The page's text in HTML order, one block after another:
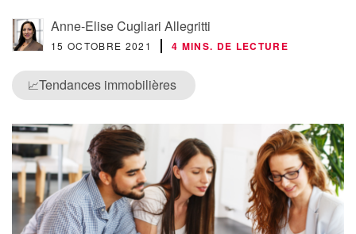
Anne-Elise Cugliari Allegritti
15 OCTOBRE 2021 4 MINS. DE LECTURE
📈Tendances immobilières